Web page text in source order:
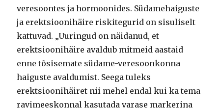
veresoontes ja hormoonides. Südamehaiguste
ja erektsioonihäire riskitegurid on sisuliselt
kattuvad. „Uuringud on näidanud, et
erektsioonihäire avaldub mitmeid aastaid
enne tõsisemate südame-veresoonkonna
haiguste avaldumist. Seega tuleks
erektsioonihäiret nii mehel endal kui ka tema
ravimeeskonnal kasutada varase markerina